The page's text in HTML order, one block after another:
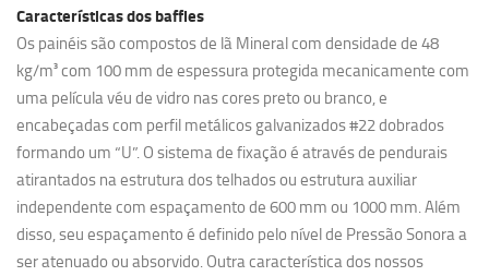
Características dos baffles
Os painéis são compostos de lã Mineral com densidade de 48
kg/m³ com 100 mm de espessura protegida mecanicamente com
uma película véu de vidro nas cores preto ou branco, e
encabeçadas com perfil metálicos galvanizados #22 dobrados
formando um “U”. O sistema de fixação é através de pendurais
atirantados na estrutura dos telhados ou estrutura auxiliar
independente com espaçamento de 600 mm ou 1000 mm. Além
disso, seu espaçamento é definido pelo nível de Pressão Sonora a
ser atenuado ou absorvido. Outra característica dos nossos